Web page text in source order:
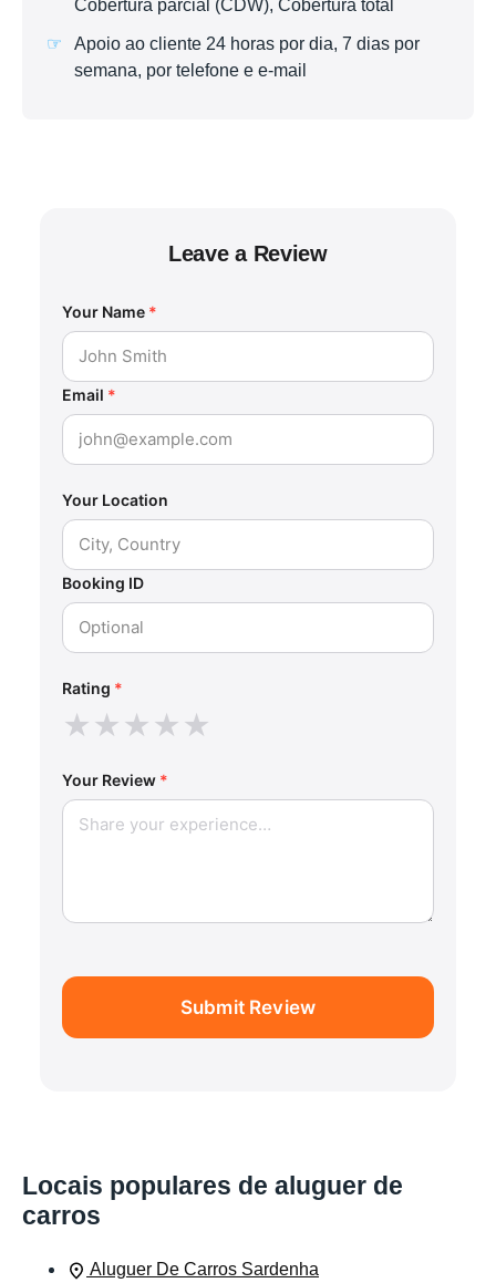
Cobertura parcial (CDW), Cobertura total
Apoio ao cliente 24 horas por dia, 7 dias por
semana, por telefone e e-mail
Leave a Review
Your Name *
Email *
Your Location
Booking ID
Rating *
★★★★★
Your Review *
Submit Review
Locais populares de aluguer de
carros
Aluguer De Carros Sardenha